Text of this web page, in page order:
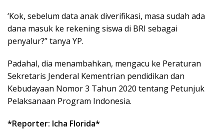
‘Kok, sebelum data anak diverifikasi, masa sudah ada
dana masuk ke rekening siswa di BRI sebagai
penyalur?” tanya YP.
Padahal, dia menambahkan, mengacu ke Peraturan
Sekretaris Jenderal Kementrian pendidikan dan
Kebudayaan Nomor 3 Tahun 2020 tentang Petunjuk
Pelaksanaan Program Indonesia.
*Reporter: Icha Florida*